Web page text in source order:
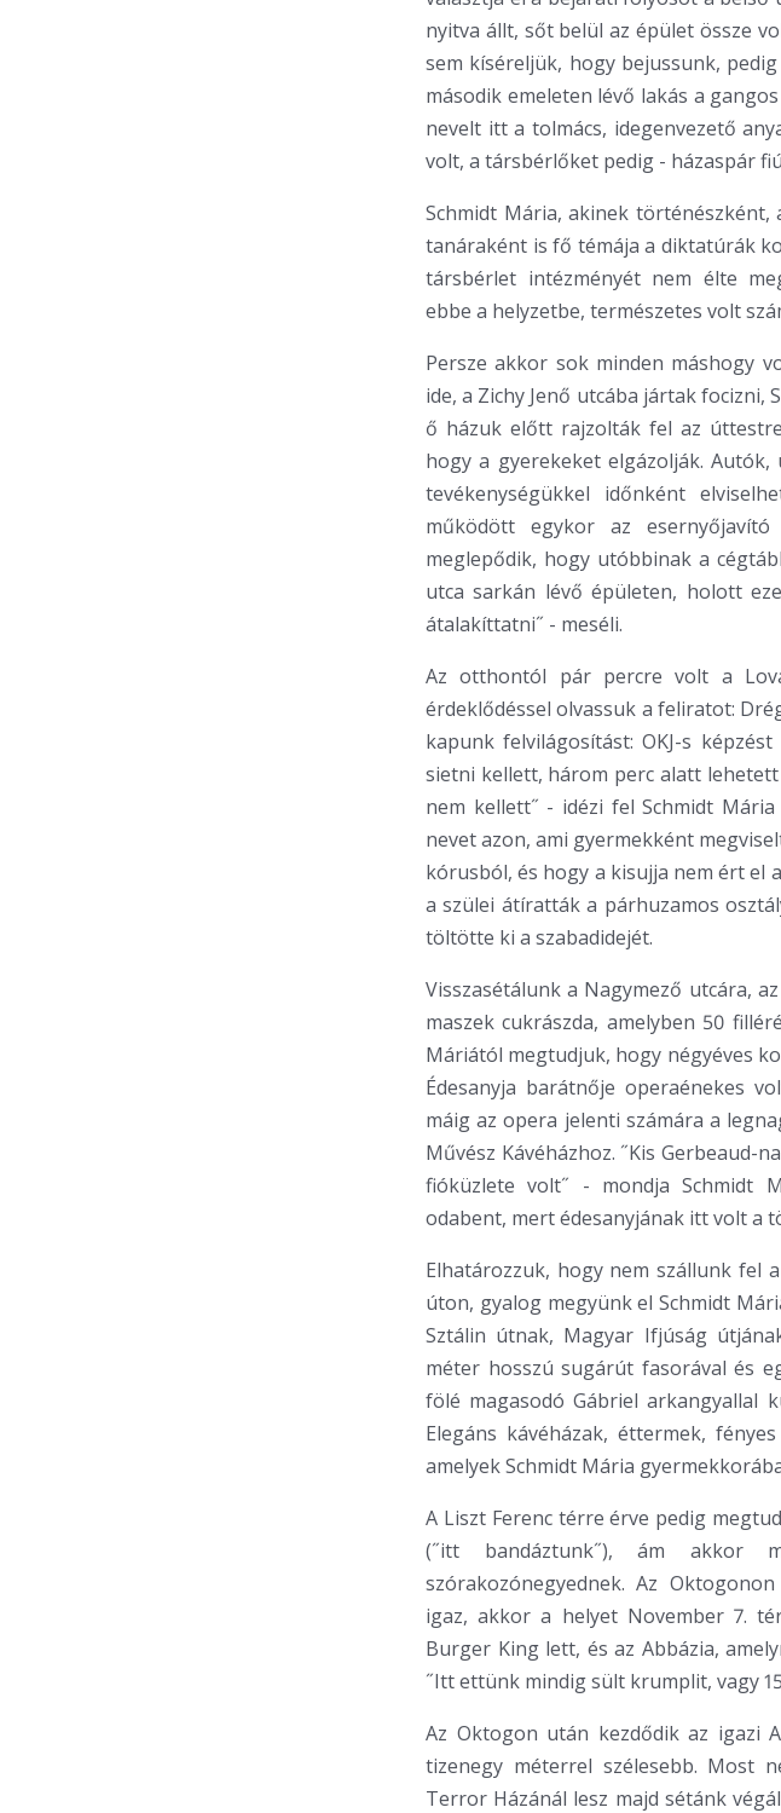
nyitva állt, sőt belül az épület össze
sem kíséreljük, hogy bejussunk,
második emeleten lévő lakás a
nevelt itt a tolmács, idegenvezető
volt, a társbérlőket pedig - házaspár
Schmidt Mária, akinek történészként,
tanáraként is fő témája a diktatúrák
társbérlet intézményét nem élte
ebbe a helyzetbe, természetes volt
Persze akkor sok minden máshogy
ide, a Zichy Jenő utcába jártak focizni,
ő házuk előtt rajzolták fel az
hogy a gyerekeket elgázolják.
tevékenységükkel időnként
működött egykor az
meglepődik, hogy utóbbinak a
utca sarkán lévő épületen, holott
átalakíttatni˝ - meséli.
Az otthontól pár percre volt a
érdeklődéssel olvassuk a feliratot:
kapunk felvilágosítást: OKJ-s
sietni kellett, három perc alatt
nem kellett˝ - idézi fel Schmidt
nevet azon, ami gyermekként
kórusból, és hogy a kisujja nem ért el
a szülei átíratták a párhuzamos
töltötte ki a szabadidejét.
Visszasétálunk a Nagymező utcára,
maszek cukrászda, amelyben 50
Máriától megtudjuk, hogy négyéves
Édesanyja barátnője operaénekes
máig az opera jelenti számára a
Művész Kávéházhoz. ˝Kis Gerbeaud-
fióküzlete volt˝ - mondja Schmidt
odabent, mert édesanyjának itt volt a
Elhatározzuk, hogy nem szállunk fel
úton, gyalog megyünk el Schmidt
Sztálin útnak, Magyar Ifjúság
méter hosszú sugárút fasorával és
fölé magasodó Gábriel arkangyallal
Elegáns kávéházak, éttermek,
amelyek Schmidt Mária
A Liszt Ferenc térre érve pedig
(˝itt bandáztunk˝), ám
szórakozónegyednek. Az
igaz, akkor a helyet November 7.
Burger King lett, és az Abbázia,
˝Itt ettünk mindig sült krumplit, vagy
Az Oktogon után kezdődik az igazi
tizenegy méterrel szélesebb. Most
Terror Házánál lesz majd sétánk